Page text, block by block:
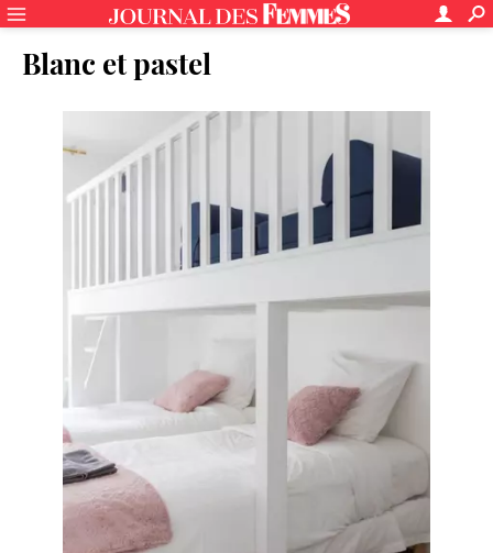
Blanc et pastel